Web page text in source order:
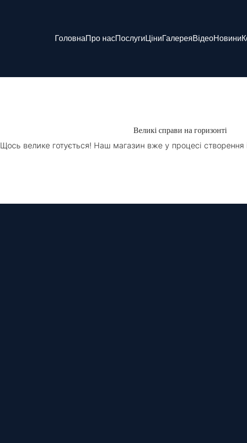
ГоловнаПро насПослуги ЦіниГалереяВідеоНовини
Великі справи на горизонті
Щось велике готується! Наш магазин вже у процесі